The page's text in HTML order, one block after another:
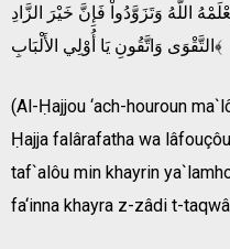
اللّهُ وَتَزَوَّدُواْ فَإِنَّ خَيْرَ الزَّادِ
التَّقْوَى وَاتَّقُونِ يَا أُوْلِي الأَلْبَابِ﴾
(Al-Ḥajjou ‘ach-houroun
Ḥajja falârafatha wa
taf`alôu min khayrin
fa‘inna khayra z-zâdi t-